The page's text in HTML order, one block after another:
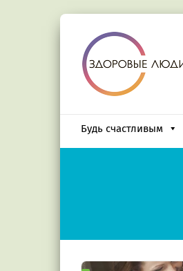
Будь счастливым